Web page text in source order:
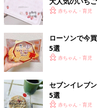
赤ちゃん・育児
ローソンで今
5選
赤ちゃん・育児
セブンイレブ
5選
赤ちゃん・育児